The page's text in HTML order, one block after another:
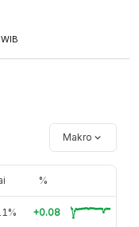
Makro
%
+0.08